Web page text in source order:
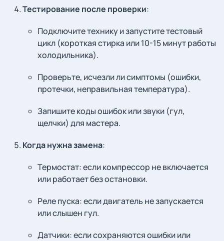
Тестирование после проверки:
Подключите технику и запустите тестовый
цикл (короткая стирка или 10-15 минут работы
холодильника).
Проверьте, исчезли ли симптомы (ошибки,
протечки, неправильная температура).
Запишите коды ошибок или звуки (гул,
щелчки) для мастера.
Когда нужна замена:
Термостат: если компрессор не включается
или работает без остановки.
Реле пуска: если двигатель не запускается
или слышен гул.
Датчики: если сохраняются ошибки или